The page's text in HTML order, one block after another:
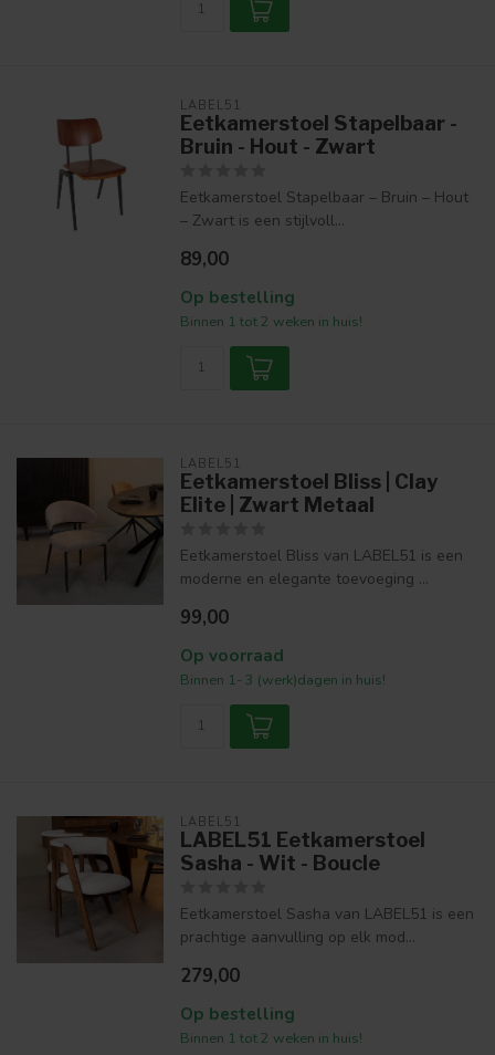
LABEL51
Eetkamerstoel Stapelbaar -
Bruin - Hout - Zwart
Eetkamerstoel Stapelbaar – Bruin – Hout
– Zwart is een stijlvoll...
89,00
Op bestelling
Binnen 1 tot 2 weken in huis!
LABEL51
Eetkamerstoel Bliss | Clay
Elite | Zwart Metaal
Eetkamerstoel Bliss van LABEL51 is een
moderne en elegante toevoeging ...
99,00
Op voorraad
Binnen 1- 3 (werk)dagen in huis!
LABEL51
LABEL51 Eetkamerstoel
Sasha - Wit - Boucle
Eetkamerstoel Sasha van LABEL51 is een
prachtige aanvulling op elk mod...
279,00
Op bestelling
Binnen 1 tot 2 weken in huis!